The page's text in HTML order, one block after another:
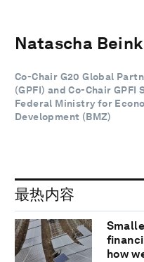
Natascha
Co-Chair G20 Global
(GPFI) and Co-Chair GPFI
Federal Ministry for
Development (BMZ)
最热内容
how